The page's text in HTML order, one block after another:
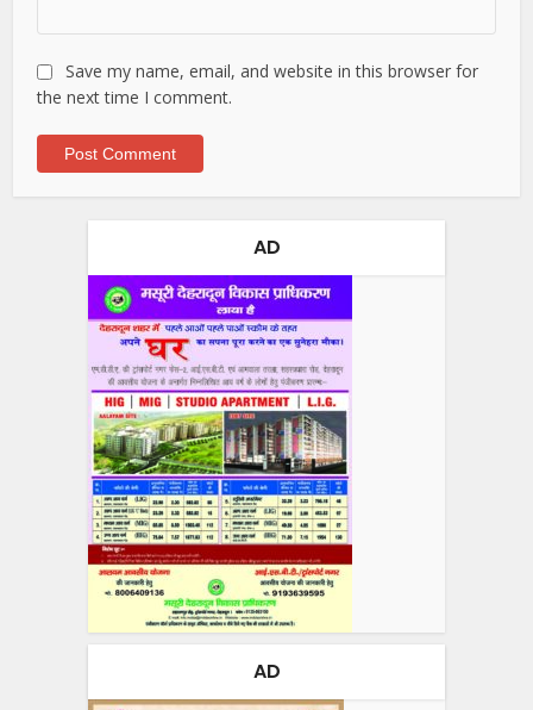
Save my name, email, and website in this browser for
the next time I comment.
AD
AD